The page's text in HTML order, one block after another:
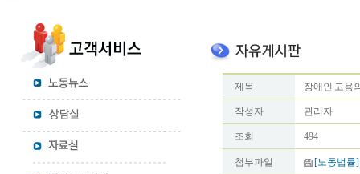
제목 장애인 고용
작성자 관리자
조회 494
첨부파일 [노동법률